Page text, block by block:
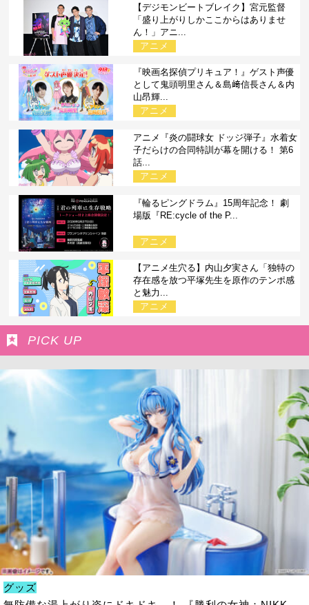
【デジモンビートブレイク】宮元監督
「盛り上がりしかここからはありませ
ん！」アニ...
アニメ
『映画名探偵プリキュア！』ゲスト声優
として鬼頭明里さん＆島﨑信長さん＆内
山昂輝...
アニメ
アニメ『炎の闘球女 ドッジ弾子』水着女
子だらけの合同特訓が幕を開ける！ 第6
話...
アニメ
『輪るピングドラム』15周年記念！ 劇
場版『RE:cycle of the P...
アニメ
【アニメ生穴る】内山夕実さん「独特の
存在感を放つ平塚先生を原作のテンポ感
と魅力...
アニメ
PICK UP
グッズ